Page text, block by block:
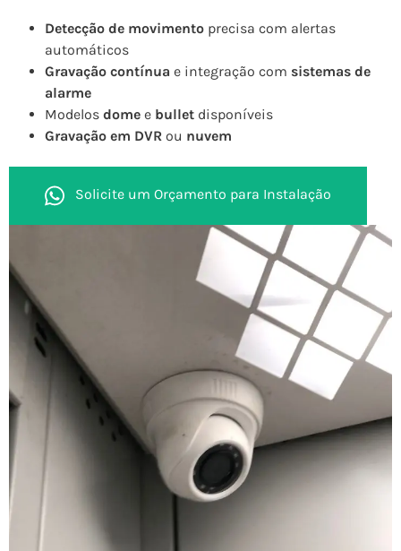
Detecção de movimento precisa com alertas
automáticos
Gravação contínua e integração com sistemas de
alarme
Modelos dome e bullet disponíveis
Gravação em DVR ou nuvem
Solicite um Orçamento para Instalação